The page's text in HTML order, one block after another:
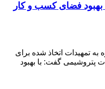
بهبود فضای کسب و کار
تمهیدات اتخاذ شده برای
پتروشیمی گفت: با بهبود